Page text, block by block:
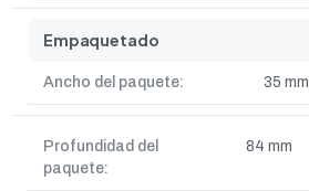
Empaquetado
Ancho del paquete: 35 mm
Profundidad del
paquete:
84 mm